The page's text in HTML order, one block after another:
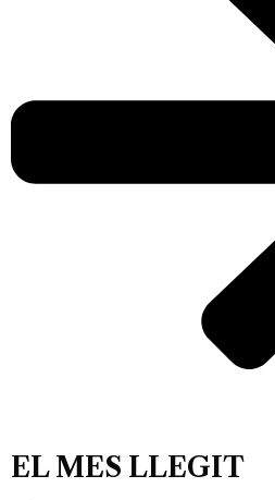
EL MES LLEGIT